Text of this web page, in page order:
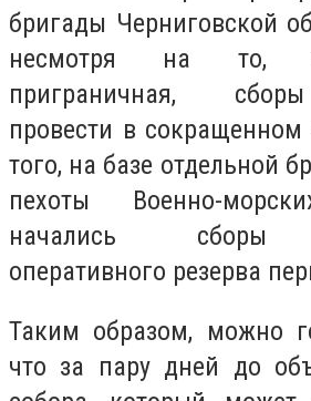
бригады Черниговской
несмотря на то,
приграничная,
провести в сокращенном
того, на базе отдельной
пехоты Военно-
начались сборы
оперативного резерва
Таким образом, можно
что за пару дней до